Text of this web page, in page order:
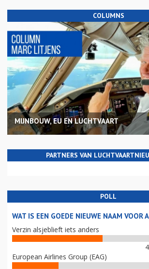
COLUMNS
MIJNBOUW, EU EN LUCHTVAART
PARTNERS VAN
POLL
WAT IS EEN GOEDE NIEUWE NAAM VOOR
Verzin alsjeblieft iets anders
European Airlines Group (EAG)